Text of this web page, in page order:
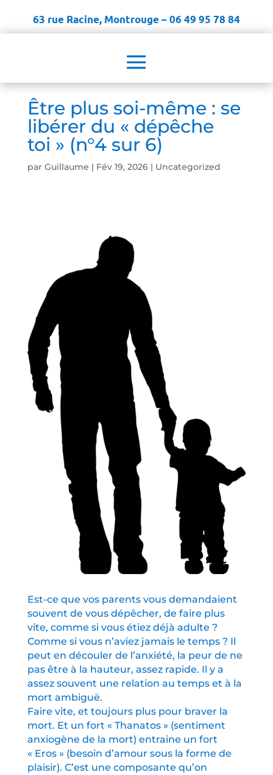
63 rue Racine, Montrouge – 06 49 95 78 84
Être plus soi-même : se
libérer du « dépêche
toi » (n°4 sur 6)
par Guillaume | Fév 19, 2026| Uncategorized
Est-ce que vos parents vous demandaient
souvent de vous dépêcher, de faire plus
vite, comme si vous étiez déjà adulte ?
Comme si vous n’aviez jamais le temps ? Il
peut en découler de l’anxiété, la peur de ne
pas être à la hauteur, assez rapide. Il y a
assez souvent une relation au temps et à la
mort ambiguë.
Faire vite, et toujours plus pour braver la
mort. Et un fort « Thanatos » (sentiment
anxiogène de la mort) entraine un fort
« Eros » (besoin d’amour sous la forme de
plaisir). C’est une composante qu’on